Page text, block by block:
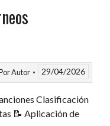
Autor 29/04/2026
Clasificación
📝 Aplicación de